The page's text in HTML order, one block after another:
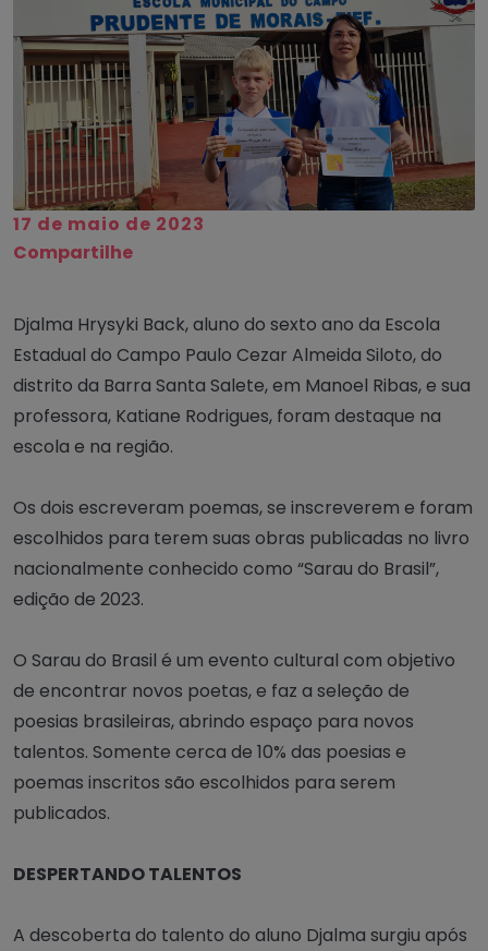
17 de maio de 2023
Compartilhe
Djalma Hrysyki Back, aluno do sexto ano da Escola
Estadual do Campo Paulo Cezar Almeida Siloto, do
distrito da Barra Santa Salete, em Manoel Ribas, e sua
professora, Katiane Rodrigues, foram destaque na
escola e na região.
Os dois escreveram poemas, se inscreverem e foram
escolhidos para terem suas obras publicadas no livro
nacionalmente conhecido como “Sarau do Brasil”,
edição de 2023.
O Sarau do Brasil é um evento cultural com objetivo
de encontrar novos poetas, e faz a seleção de
poesias brasileiras, abrindo espaço para novos
talentos. Somente cerca de 10% das poesias e
poemas inscritos são escolhidos para serem
publicados.
DESPERTANDO TALENTOS
A descoberta do talento do aluno Djalma surgiu após